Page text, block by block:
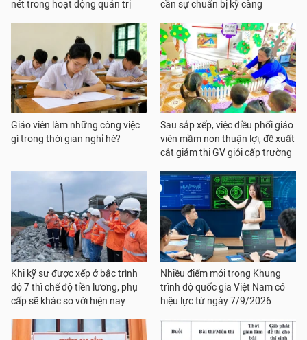
nét trong hoạt động quản trị
cần sự chuẩn bị kỹ càng
Giáo viên làm những công việc
gì trong thời gian nghỉ hè?
Sau sắp xếp, việc điều phối giáo
viên mầm non thuận lợi, đề xuất
cắt giảm thi GV giỏi cấp trường
Khi kỹ sư được xếp ở bậc trình
độ 7 thì chế độ tiền lương, phụ
cấp sẽ khác so với hiện nay
Nhiều điểm mới trong Khung
trình độ quốc gia Việt Nam có
hiệu lực từ ngày 7/9/2026